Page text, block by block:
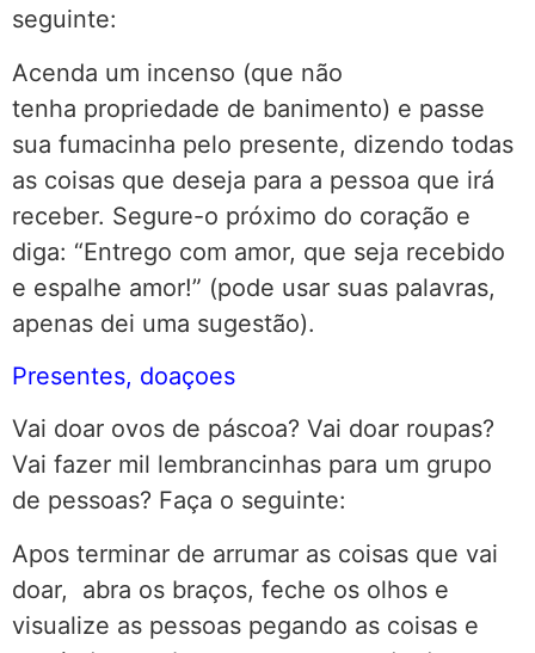
seguinte:
Acenda um incenso (que não
tenha propriedade de banimento) e passe
sua fumacinha pelo presente, dizendo todas
as coisas que deseja para a pessoa que irá
receber. Segure-o próximo do coração e
diga: “Entrego com amor, que seja recebido
e espalhe amor!” (pode usar suas palavras,
apenas dei uma sugestão).
Presentes, doaçoes
Vai doar ovos de páscoa? Vai doar roupas?
Vai fazer mil lembrancinhas para um grupo
de pessoas? Faça o seguinte:
Apos terminar de arrumar as coisas que vai
doar, abra os braços, feche os olhos e
visualize as pessoas pegando as coisas e